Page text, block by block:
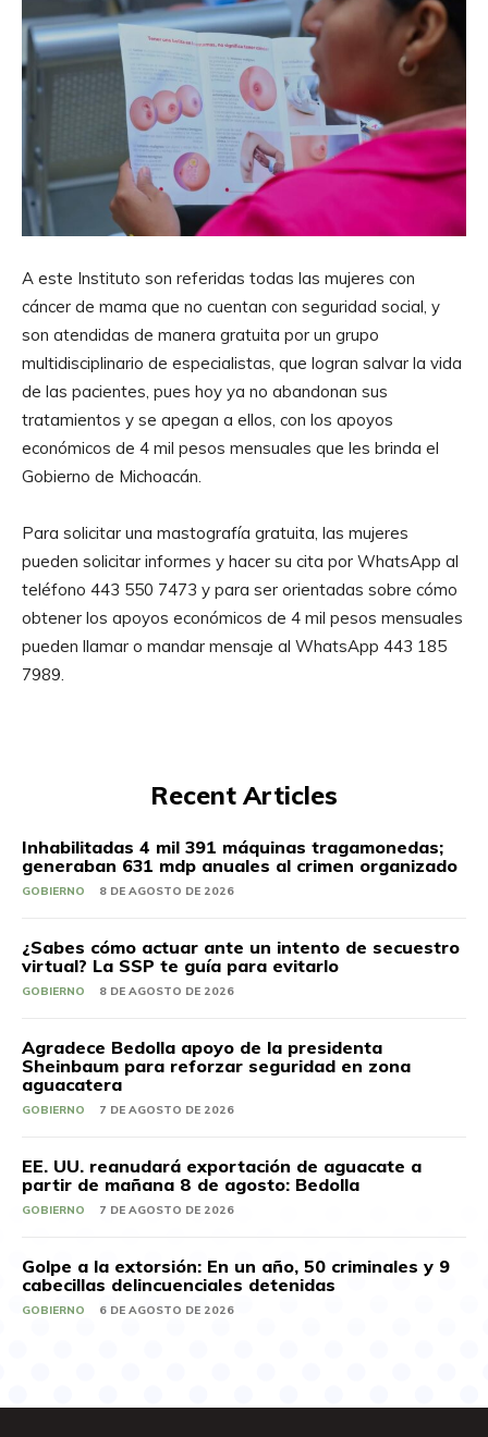
A este Instituto son referidas todas las mujeres con
cáncer de mama que no cuentan con seguridad social, y
son atendidas de manera gratuita por un grupo
multidisciplinario de especialistas, que logran salvar la vida
de las pacientes, pues hoy ya no abandonan sus
tratamientos y se apegan a ellos, con los apoyos
económicos de 4 mil pesos mensuales que les brinda el
Gobierno de Michoacán.
Para solicitar una mastografía gratuita, las mujeres
pueden solicitar informes y hacer su cita por WhatsApp al
teléfono 443 550 7473 y para ser orientadas sobre cómo
obtener los apoyos económicos de 4 mil pesos mensuales
pueden llamar o mandar mensaje al WhatsApp 443 185
7989.
Recent Articles
Inhabilitadas 4 mil 391 máquinas tragamonedas;
generaban 631 mdp anuales al crimen organizado
GOBIERNO 8 DE AGOSTO DE 2026
¿Sabes cómo actuar ante un intento de secuestro
virtual? La SSP te guía para evitarlo
GOBIERNO 8 DE AGOSTO DE 2026
Agradece Bedolla apoyo de la presidenta
Sheinbaum para reforzar seguridad en zona
aguacatera
GOBIERNO 7 DE AGOSTO DE 2026
EE. UU. reanudará exportación de aguacate a
partir de mañana 8 de agosto: Bedolla
GOBIERNO 7 DE AGOSTO DE 2026
Golpe a la extorsión: En un año, 50 criminales y 9
cabecillas delincuenciales detenidas
GOBIERNO 6 DE AGOSTO DE 2026